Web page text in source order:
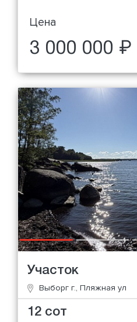
Цена
3 000 000 ₽
Участок
Выборг г., Пляжная ул
12 сот